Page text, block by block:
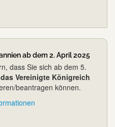
ab dem 2. April 2025
dass Sie sich ab dem 5.
Vereinigte Königreich
beantragen können.